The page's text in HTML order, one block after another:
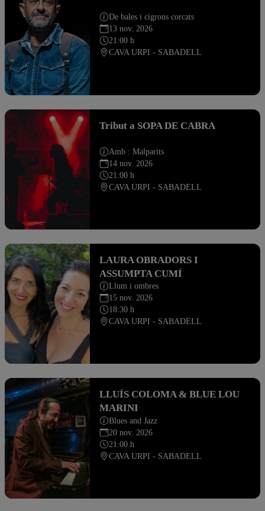
De bales i cigrons corcats
13 nov. 2026
21:00 h
CAVA URPI - SABADELL
Tribut a SOPA DE CABRA
Amb : Malparits
14 nov. 2026
21:00 h
CAVA URPI - SABADELL
LAURA OBRADORS I
ASSUMPTA CUMÍ
Llum i ombres
15 nov. 2026
18:30 h
CAVA URPI - SABADELL
LLUÍS COLOMA & BLUE LOU
MARINI
Blues and Jazz
20 nov. 2026
21:00 h
CAVA URPI - SABADELL